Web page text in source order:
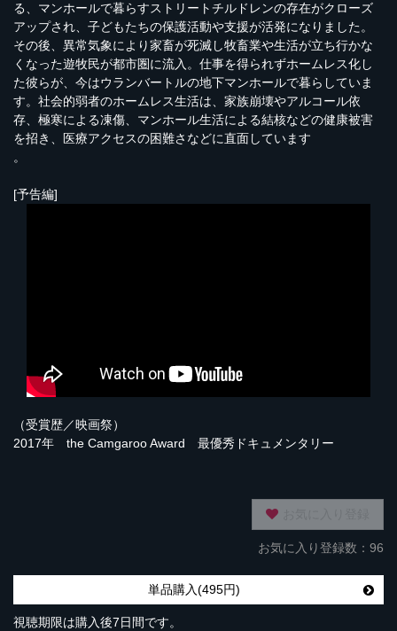
る、マンホールで暮らすストリートチルドレンの存在がクローズ
アップされ、子どもたちの保護活動や支援が活発になりました。
その後、異常気象により家畜が死滅し牧畜業や生活が立ち行かな
くなった遊牧民が都市圏に流入。仕事を得られずホームレス化し
た彼らが、今はウランバートルの地下マンホールで暮らしていま
す。社会的弱者のホームレス生活は、家族崩壊やアルコール依
存、極寒による凍傷、マンホール生活による結核などの健康被害
を招き、医療アクセスの困難さなどに直面しています
。
[予告編]
（受賞歴／映画祭）
2017年 the Camgaroo Award 最優秀ドキュメンタリー
お気に入り登録数：96
単品購入(495円)
視聴期限は購入後7日間です。